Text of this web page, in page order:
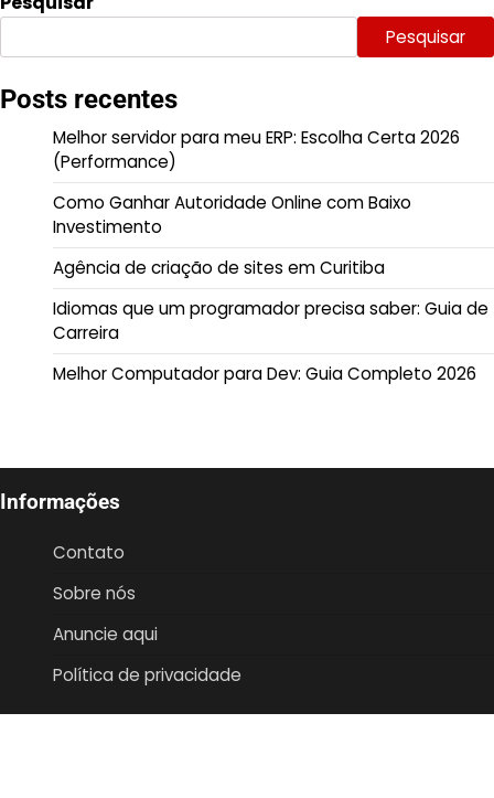
Pesquisar
Posts recentes
Melhor servidor para meu ERP: Escolha Certa 2026
(Performance)
Como Ganhar Autoridade Online com Baixo
Investimento
Agência de criação de sites em Curitiba
Idiomas que um programador precisa saber: Guia de
Carreira
Melhor Computador para Dev: Guia Completo 2026
Informações
Contato
Sobre nós
Anuncie aqui
Política de privacidade